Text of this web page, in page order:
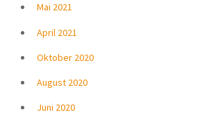
Mai 2021
April 2021
Oktober 2020
August 2020
Juni 2020